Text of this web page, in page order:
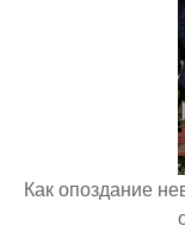
Как опоздание